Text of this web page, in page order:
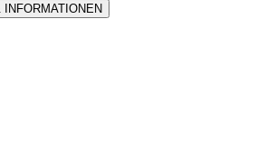
INFORMATIONEN